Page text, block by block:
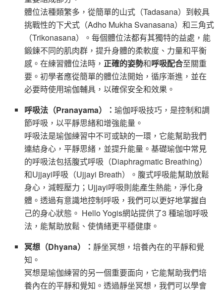
體位法種類繁多，從簡單的山式（Tadasana）到較具
挑戰性的下犬式（Adho Mukha Svanasana）和三角式
（Trikonasana）。每個體位法都有其獨特的益處，能
鍛鍊不同的肌肉群，提升身體的柔軟度、力量和平衡
感。在練習體位法時，正確的姿勢和呼吸配合至關重
要。初學者應從簡單的體位法開始，循序漸進，並在
必要時使用瑜伽輔具，以確保安全和效果。
呼吸法（Pranayama）：瑜伽呼吸技巧，是控制和調
節呼吸，以平靜思緒和增強能量。
呼吸法是瑜伽練習中不可或缺的一環，它能幫助我們
連結身心，平靜思緒，並提升能量。基礎瑜伽中常見
的呼吸法包括腹式呼吸（Diaphragmatic Breathing）
和Ujjayi呼吸（Ujjayi Breath）。腹式呼吸能幫助放鬆
身心，減輕壓力；Ujjayi呼吸則能產生熱能，淨化身
體。透過有意識地控制呼吸，我們可以更好地掌握自
己的身心狀態。 Hello Yogis網站提供了3 種瑜珈呼吸
法，能幫助放鬆、使情緒更平穩健康。
冥想（Dhyana）：靜坐冥想，培養內在的平靜和覺
知。
冥想是瑜伽練習的另一個重要面向，它能幫助我們培
養內在的平靜和覺知。透過靜坐冥想，我們可以學會